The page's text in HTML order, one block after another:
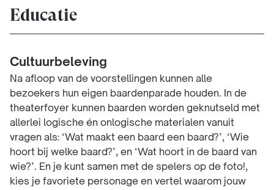
Educatie
Cultuurbeleving
Na afloop van de voorstellingen kunnen alle
bezoekers hun eigen baardenparade houden. In de
theaterfoyer kunnen baarden worden geknutseld met
allerlei logische én onlogische materialen vanuit
vragen als: ‘Wat maakt een baard een baard?’, ‘Wie
hoort bij welke baard?’, en ‘Wat hoort in de baard van
wie?’. En je kunt samen met de spelers op de foto!,
kies je favoriete personage en vertel waarom jouw